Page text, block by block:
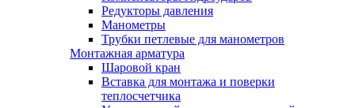
Редукторы давления
Манометры
Трубки петлевые для манометров
Монтажная арматура
Шаровой кран
Вставка для монтажа и поверки
теплосчетчика